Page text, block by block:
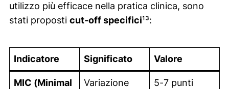
utilizzo più efficace nella pratica clinica, sono
stati proposti cut-off specifici¹³:
Indicatore Significato Valore
MIC (Minimal
Variazione
5-7 punti